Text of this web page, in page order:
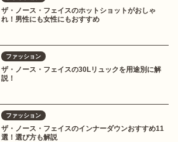
ザ・ノース・フェイスのホットショットがおしゃ
れ！男性にも女性にもおすすめ
ファッション
ザ・ノース・フェイスの30Lリュックを用途別に解
説！
ファッション
ザ・ノース・フェイスのインナーダウンおすすめ11
選！選び方も解説